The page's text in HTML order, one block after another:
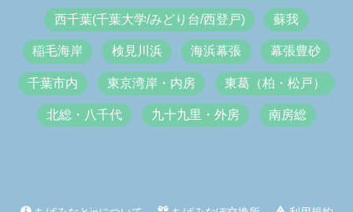
西千葉(千葉大学/みどり台/西登戸) 蘇我
稲毛海岸 検見川浜 海浜幕張 幕張豊砂
千葉市内 東京湾岸・内房 東葛（柏・松戸）
北総・八千代 九十九里・外房 南房総